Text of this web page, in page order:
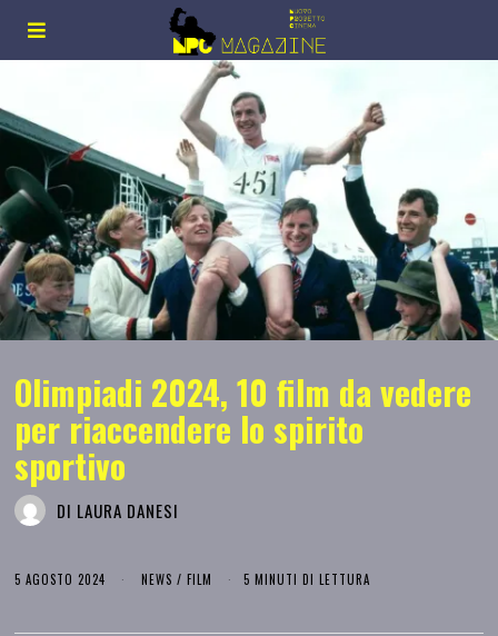
Olimpiadi 2024, 10 film da vedere
per riaccendere lo spirito
sportivo
DI LAURA DANESI
5 AGOSTO 2024 NEWS / FILM 5 MINUTI DI LETTURA